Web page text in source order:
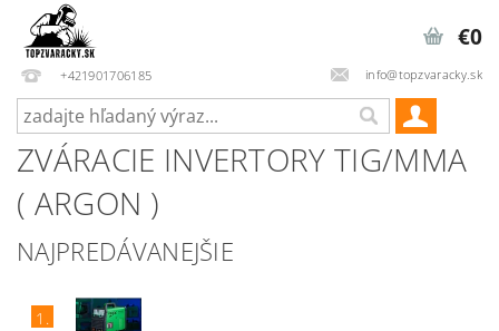
+421901706185 info@topzvaracky.sk
€0
ZVÁRACIE INVERTORY TIG/MMA
( ARGON )
NAJPREDÁVANEJŠIE
1.